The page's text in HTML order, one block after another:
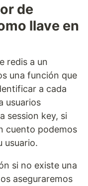
de
llave en
redis a un
una función que
a cada
usuarios
session key, si
cuento podemos
usuario.
si no existe una
aseguraremos